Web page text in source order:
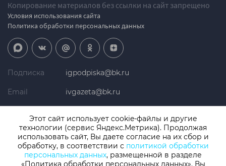
Копирование материалов без ссылки на сайт запрещено
Условия использования сайта
Политика обработки персональных данных
Подписка igpodpiska@bk.ru
Email ivgazeta@bk.ru
Телефон +7 (4932) 41-94-81
СМИ: Izvestno.ru. Реестровая запись 08.11.2019 серия ЭЛ № ФС 77 -
Этот сайт использует cookie-файлы и другие
технологии (сервис Яндекс.Метрика). Продолжая
использовать сайт, Вы даете согласие на их сбор и
обработку, в соответствии с политикой обработки
персональных данных, размещенной в разделе
«Политика обработки персональных данных». Вы